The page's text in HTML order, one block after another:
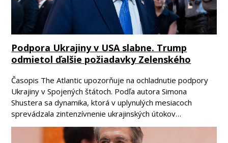
Podpora Ukrajiny v USA slabne. Trump
odmietol ďalšie požiadavky Zelenského
Časopis The Atlantic upozorňuje na ochladnutie podpory
Ukrajiny v Spojených štátoch. Podľa autora Simona
Shustera sa dynamika, ktorá v uplynulých mesiacoch
sprevádzala zintenzívnenie ukrajinských útokov…